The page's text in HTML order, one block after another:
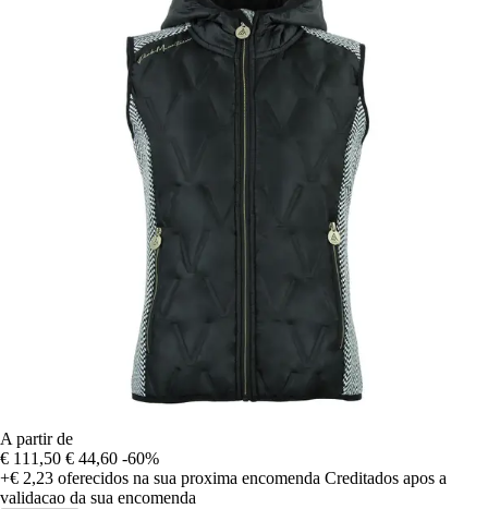
A partir de
€ 111,50 € 44,60 -60%
+€ 2,23 oferecidos na sua proxima encomenda Creditados apos a
validacao da sua encomenda